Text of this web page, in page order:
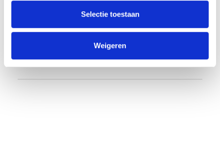
Selectie toestaan
Weigeren
Ik ga hierbij akkoord met devoorwaarden